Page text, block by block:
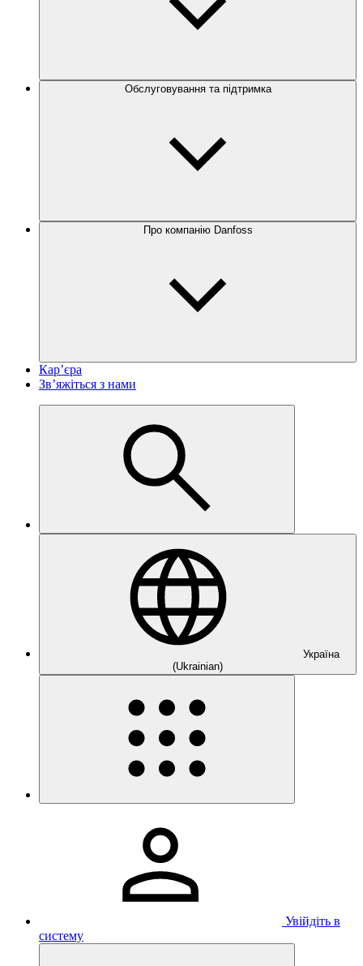
Обслуговування та підтримка
Про компанію Danfoss
Кар’єра
Зв’яжіться з нами
Україна
(Ukrainian)
Увійдіть в
систему